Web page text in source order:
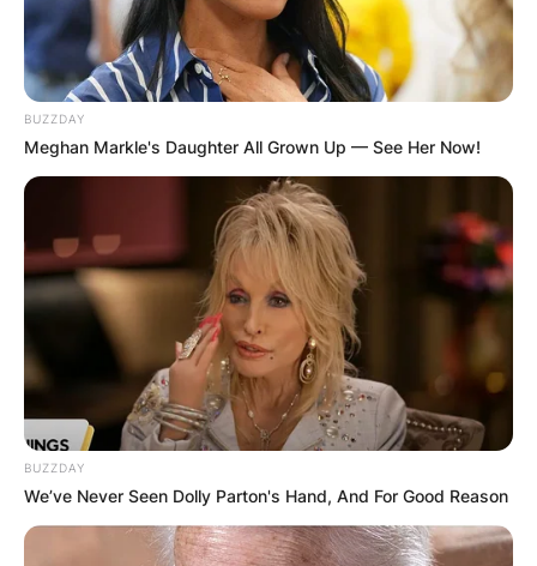
BUZZDAY
Meghan Markle's Daughter All Grown Up — See Her Now!
BUZZDAY
We’ve Never Seen Dolly Parton's Hand, And For Good Reason